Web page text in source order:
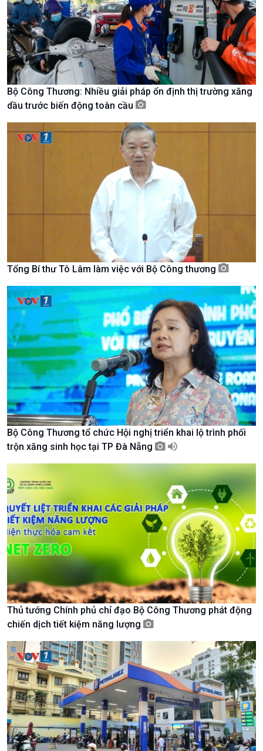
Tin Đời sống & Xã hội
Tài nguyên và Môi trường
Chuyên gia của bạn
Xã hội chuyển động
Bước chân đến trường
Khoa học & Công nghệ
Tin Khoa học & Công nghệ
Kết nối công nghệ
Sống chung với biến đổi
khí hậu
Văn hoá & Du lịch
Tin Văn hoá & Du lịch
Chát với người nổi tiếng
Câu chuyện Thể thao
Multimedia
Ảnh
Video
Infographic
E-Magazine
Bộ Công Thương: Nhiều giải pháp ổn định thị trường xăng
dầu trước biến động toàn cầu
Tổng Bí thư Tô Lâm làm việc với Bộ Công thương
Bộ Công Thương tổ chức Hội nghị triển khai lộ trình phối
trộn xăng sinh học tại TP Đà Nẵng
Thủ tướng Chính phủ chỉ đạo Bộ Công Thương phát động
chiến dịch tiết kiệm năng lượng